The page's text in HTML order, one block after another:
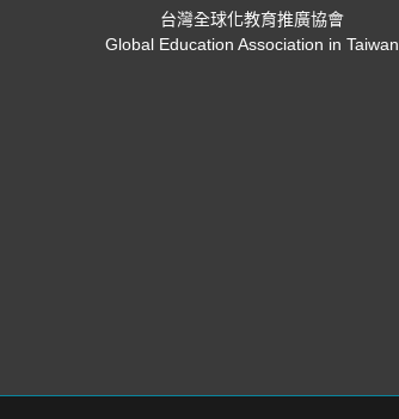
台灣全球化教育推廣協會
Global Education Association in Taiwan